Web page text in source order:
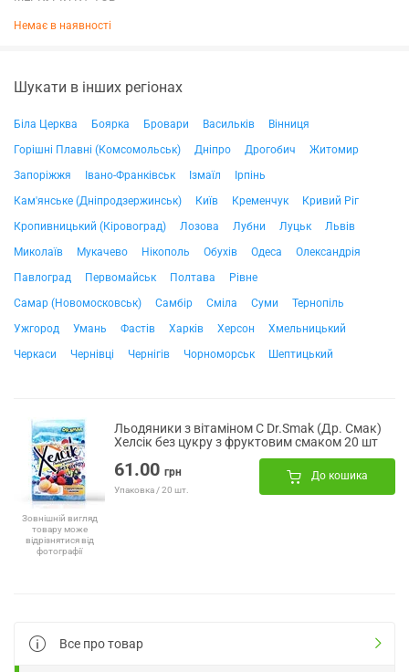
Немає в наявності
Шукати в інших регіонах
Біла Церква Боярка Бровари Васильків
Вінниця
Горішні Плавні (Комсомольськ)
Дніпро Дрогобич
Житомир
Запоріжжя
Івано-Франківськ Ізмаїл
Ірпінь
Кам'янське (Дніпродзержинськ)
Київ Кременчук
Кривий Ріг
Кропивницький (Кіровоград)
Лозова Лубни Луцьк
Львів
Миколаїв
Мукачево Нікополь Обухів Одеса
Олександрія
Павлоград
Первомайськ Полтава
Рівне
Самар (Новомосковськ)
Самбір Сміла Суми
Тернопіль
Ужгород
Умань Фастів Харків Херсон
Хмельницький
Черкаси
Чернівці Чернігів Чорноморськ Шептицький
Зовнішній вигляд
товару може
відрізнятися від
фотографії
Льодяники з вітаміном С Dr.Smak (Др. Смак)
Хелсік без цукру з фруктовим смаком 20 шт
61.00 грн
Упаковка / 20 шт.
До кошика
Все про товар